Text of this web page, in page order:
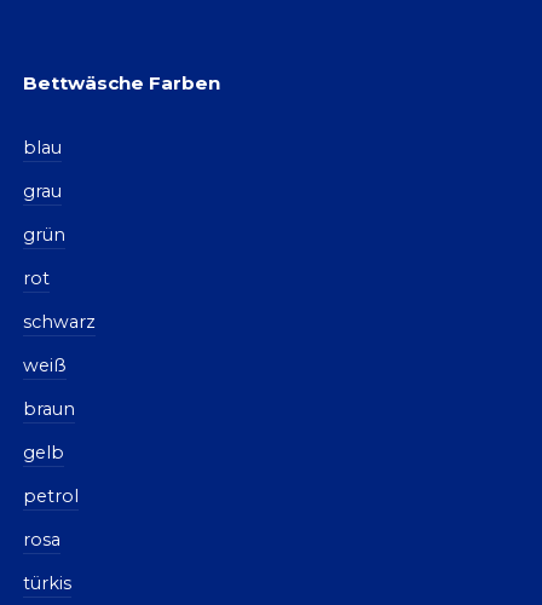
Bettwäsche Farben
blau
grau
grün
rot
schwarz
weiß
braun
gelb
petrol
rosa
türkis